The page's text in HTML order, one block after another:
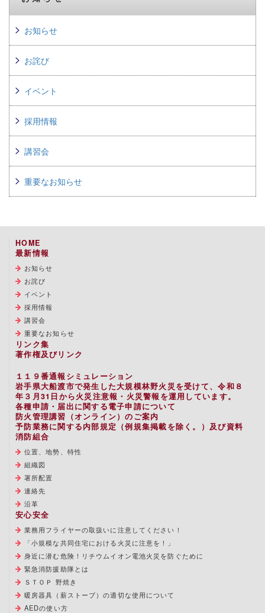
お知らせ
お詫び
イベント
採用情報
講習会
重要なお知らせ
HOME
最新情報
お知らせ
お詫び
イベント
採用情報
講習会
重要なお知らせ
リンク集
著作権及びリンク
１１９番通報シミュレーション
岩手県大船渡市で発生した大規模林野火災を受けて、令和８
年３月31日から火災注意報・火災警報を運用しています。
各種申請・届出に関する電子申請について
防火管理講習（オンライン）のご案内
予防業務に関する内部規定（例規集掲載を除く。）及び資料
消防組合
位置、地勢、特性
組織図
署所配置
連絡先
沿革
安心安全
業務用フライヤーの取扱いに注意してください！
「小規模な共同住宅における火災に注意を！」
身近に潜む危険！リチウムイオン電池火災を防ぐために
緊急消防援助隊とは
ＳＴＯＰ 野焼き
暖房器具（薪ストーブ）の適切な使用について
AEDの使い方